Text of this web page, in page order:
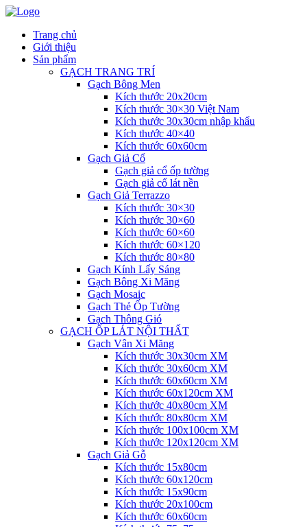
Trang chủ
Giới thiệu
Sản phẩm
GẠCH TRANG TRÍ
Gạch Bông Men
Kích thước 20x20cm
Kích thước 30×30 Việt Nam
Kích thước 30x30cm nhập khẩu
Kích thước 40×40
Kích thước 60x60cm
Gạch Giả Cổ
Gạch giả cổ ốp tường
Gạch giả cổ lát nền
Gạch Giả Terrazzo
Kích thước 30×30
Kích thước 30×60
Kích thước 60×60
Kích thước 60×120
Kích thước 80×80
Gạch Kính Lấy Sáng
Gạch Bông Xi Măng
Gạch Mosaic
Gạch Thẻ Ốp Tường
Gạch Thông Gió
GẠCH ỐP LÁT NỘI THẤT
Gạch Vân Xi Măng
Kích thước 30x30cm XM
Kích thước 30x60cm XM
Kích thước 60x60cm XM
Kích thước 60x120cm XM
Kích thước 40x80cm XM
Kích thước 80x80cm XM
Kích thước 100x100cm XM
Kích thước 120x120cm XM
Gạch Giả Gỗ
Kích thước 15x80cm
Kích thước 60x120cm
Kích thước 15x90cm
Kích thước 20x100cm
Kích thước 60x60cm